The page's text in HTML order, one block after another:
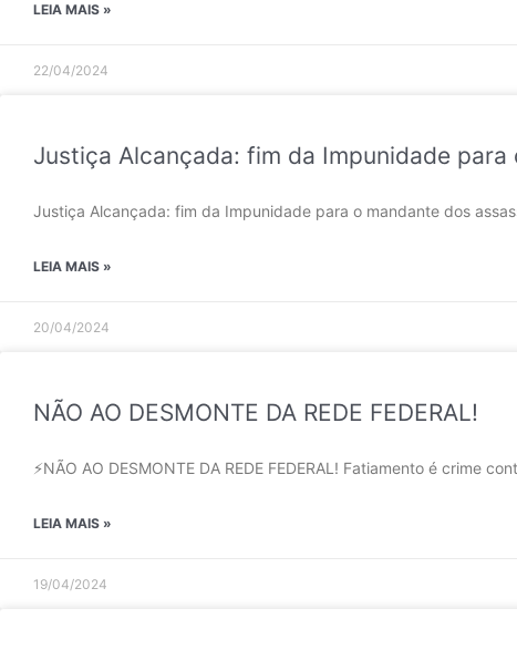
LEIA MAIS »
22/04/2024
Justiça Alcançada: fim da Impunidade
Justiça Alcançada: fim da Impunidade para o mandante dos
LEIA MAIS »
20/04/2024
NÃO AO DESMONTE DA REDE FEDERAL!
⚡NÃO AO DESMONTE DA REDE FEDERAL! Fatiamento é crime
LEIA MAIS »
19/04/2024